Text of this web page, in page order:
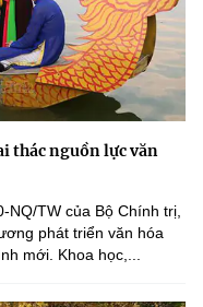
thác nguồn lực văn
NQ/TW của Bộ Chính trị,
phát triển văn hóa
mới. Khoa học,...